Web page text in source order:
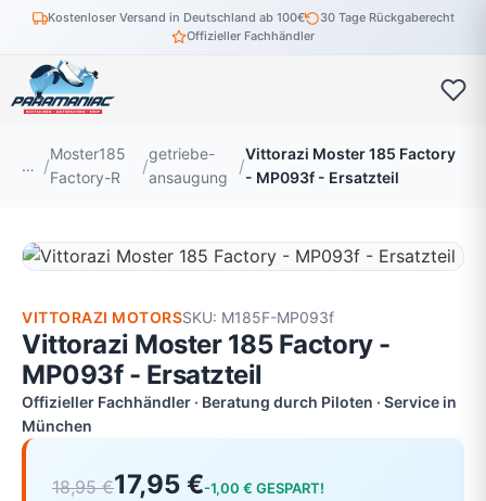
Kostenloser Versand in Deutschland ab 100€
30 Tage Rückgaberecht
Offizieller Fachhändler
…
Moster185
Factory-R
getriebe-
ansaugung
Vittorazi Moster 185 Factory
- MP093f - Ersatzteil
VITTORAZI MOTORSSKU: M185F-MP093f
Vittorazi Moster 185 Factory -
MP093f - Ersatzteil
Offizieller Fachhändler · Beratung durch Piloten · Service in
München
18,95 €17,95 €-1,00 € GESPART!